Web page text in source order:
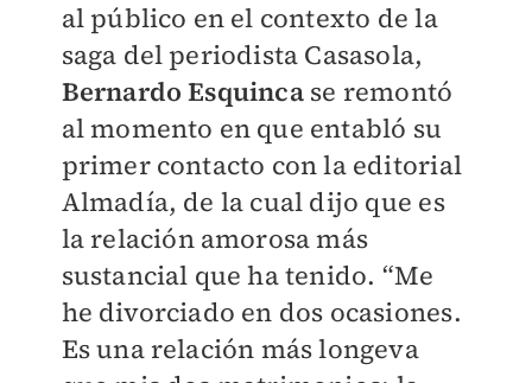
al público en el contexto de la
saga del periodista Casasola,
Bernardo Esquincase remontó
al momento en que entabló su
primer contacto con la editorial
Almadía, de la cual dijo que es
la relación amorosa más
sustancial que ha tenido. “Me
he divorciado en dos ocasiones.
Es una relación más longeva